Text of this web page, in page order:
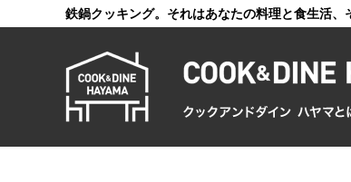
鉄鍋クッキング。それはあなたの料理と食生活、